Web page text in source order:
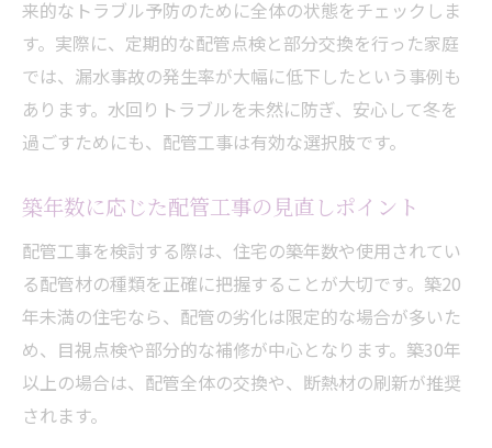
来的なトラブル予防のために全体の状態をチェックしま
す。実際に、定期的な配管点検と部分交換を行った家庭
では、漏水事故の発生率が大幅に低下したという事例も
あります。水回りトラブルを未然に防ぎ、安心して冬を
過ごすためにも、配管工事は有効な選択肢です。
築年数に応じた配管工事の見直しポイント
配管工事を検討する際は、住宅の築年数や使用されてい
る配管材の種類を正確に把握することが大切です。築20
年未満の住宅なら、配管の劣化は限定的な場合が多いた
め、目視点検や部分的な補修が中心となります。築30年
以上の場合は、配管全体の交換や、断熱材の刷新が推奨
されます。